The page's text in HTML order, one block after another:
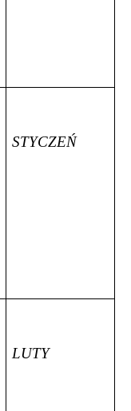
STYCZEŃ
LUTY